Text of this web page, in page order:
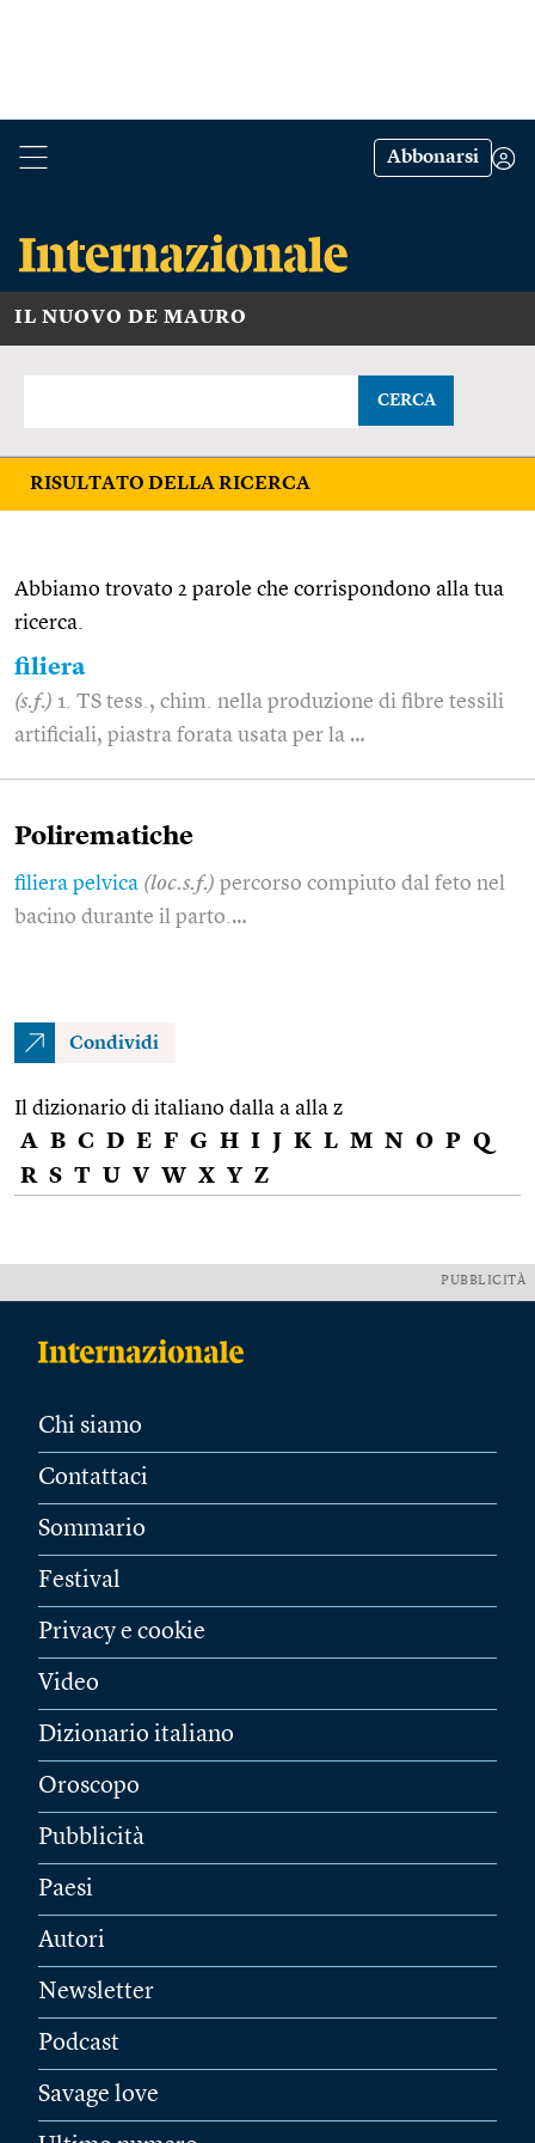
Abbonarsi
IL NUOVO DE MAURO
CERCA
RISULTATO DELLA RICERCA
Abbiamo trovato 2 parole che corrispondono alla tua
ricerca.
filiera
(s.f.) 1. TS tess., chim. nella produzione di fibre tessili
artificiali, piastra forata usata per la …
Polirematiche
filiera pelvica (loc.s.f.) percorso compiuto dal feto nel
bacino durante il parto.…
Condividi
Il dizionario di italiano dalla a alla z
A B C D E F G H I J K L M N O P Q
R S T U V W X Y Z
PUBBLICITÀ
Chi siamo
Contattaci
Sommario
Festival
Privacy e cookie
Video
Dizionario italiano
Oroscopo
Pubblicità
Paesi
Autori
Newsletter
Podcast
Savage love